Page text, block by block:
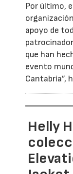
Por último,
apoyo de
que han
evento
Cantabria”,
Helly